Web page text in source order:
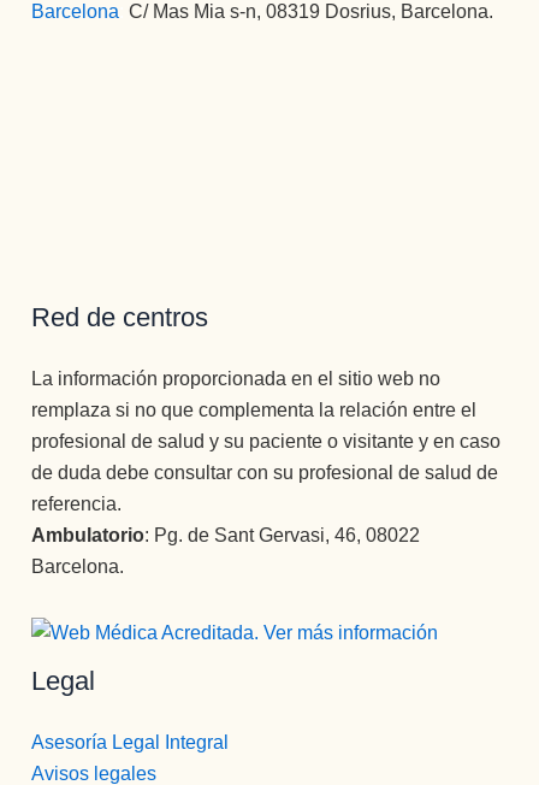
Barcelona :C/ Mas Mia s-n, 08319 Dosrius, Barcelona.
Red de centros
La información proporcionada en el sitio web no
remplaza si no que complementa la relación entre el
profesional de salud y su paciente o visitante y en caso
de duda debe consultar con su profesional de salud de
referencia.
Ambulatorio: Pg. de Sant Gervasi, 46, 08022
Barcelona.
Legal
Asesoría Legal Integral
Avisos legales